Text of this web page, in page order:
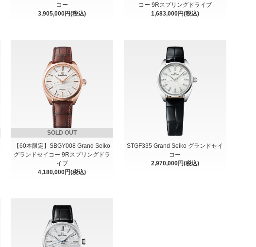
コー
3,905,000円(税込)
コー 9Rスプリングドライブ
1,683,000円(税込)
SOLD OUT
【60本限定】SBGY008 Grand Seiko
グランドセイコー 9Rスプリングドラ
イブ
4,180,000円(税込)
STGF335 Grand Seiko グランドセイ
コー
2,970,000円(税込)